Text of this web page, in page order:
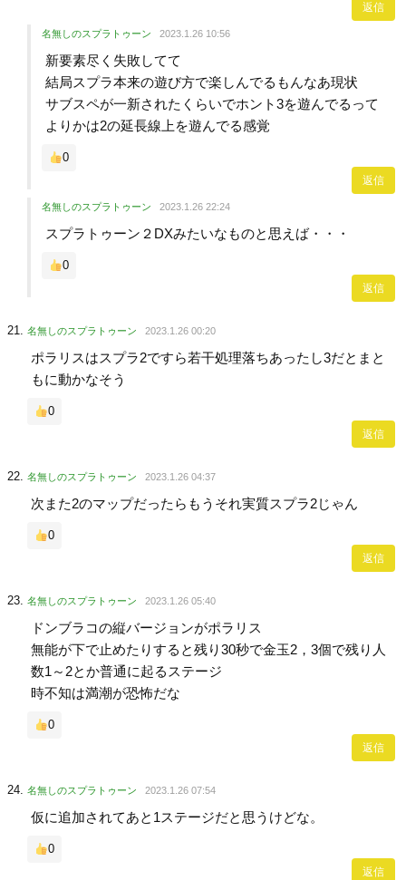
返信
名無しのスプラトゥーン 2023.1.26 10:56
新要素尽く失敗してて
結局スプラ本来の遊び方で楽しんでるもんなあ現状
サブスペが一新されたくらいでホント3を遊んでるって
よりかは2の延長線上を遊んでる感覚
0
返信
名無しのスプラトゥーン 2023.1.26 22:24
スプラトゥーン２DXみたいなものと思えば・・・
0
返信
名無しのスプラトゥーン 2023.1.26 00:20
ポラリスはスプラ2ですら若干処理落ちあったし3だとまと
もに動かなそう
0
返信
名無しのスプラトゥーン 2023.1.26 04:37
次また2のマップだったらもうそれ実質スプラ2じゃん
0
返信
名無しのスプラトゥーン 2023.1.26 05:40
ドンブラコの縦バージョンがポラリス
無能が下で止めたりすると残り30秒で金玉2，3個で残り人
数1～2とか普通に起るステージ
時不知は満潮が恐怖だな
0
返信
名無しのスプラトゥーン 2023.1.26 07:54
仮に追加されてあと1ステージだと思うけどな。
0
返信